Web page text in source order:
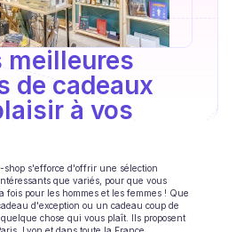
agent
connaissances
meilleures
de cadeaux
à vos
shop s'efforce d'offrir une sélection
que variés, pour que vous
fois pour les hommes et les femmes ! Que
d'exception ou un cadeau coup de
chose qui vous plaît. Ils proposent